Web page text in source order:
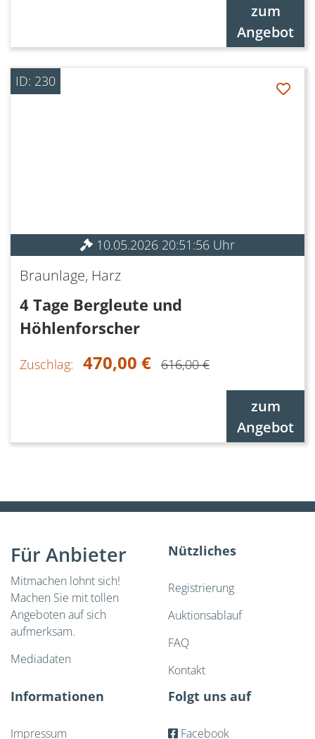
zum
Angebot
ID: 230
10.05.2026 20:51:56 Uhr
Braunlage, Harz
4 Tage Bergleute und
Höhlenforscher
Zuschlag: 470,00 € 616,00 €
zum
Angebot
Für Anbieter
Mitmachen lohnt sich!
Machen Sie mit tollen
Angeboten auf sich
aufmerksam.
Mediadaten
Nützliches
Registrierung
Auktionsablauf
FAQ
Kontakt
Informationen
Impressum
Folgt uns auf
Facebook